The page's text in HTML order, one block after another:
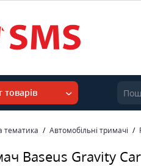
товарів
тематика Автомобільні тримачі
Baseus Gravity